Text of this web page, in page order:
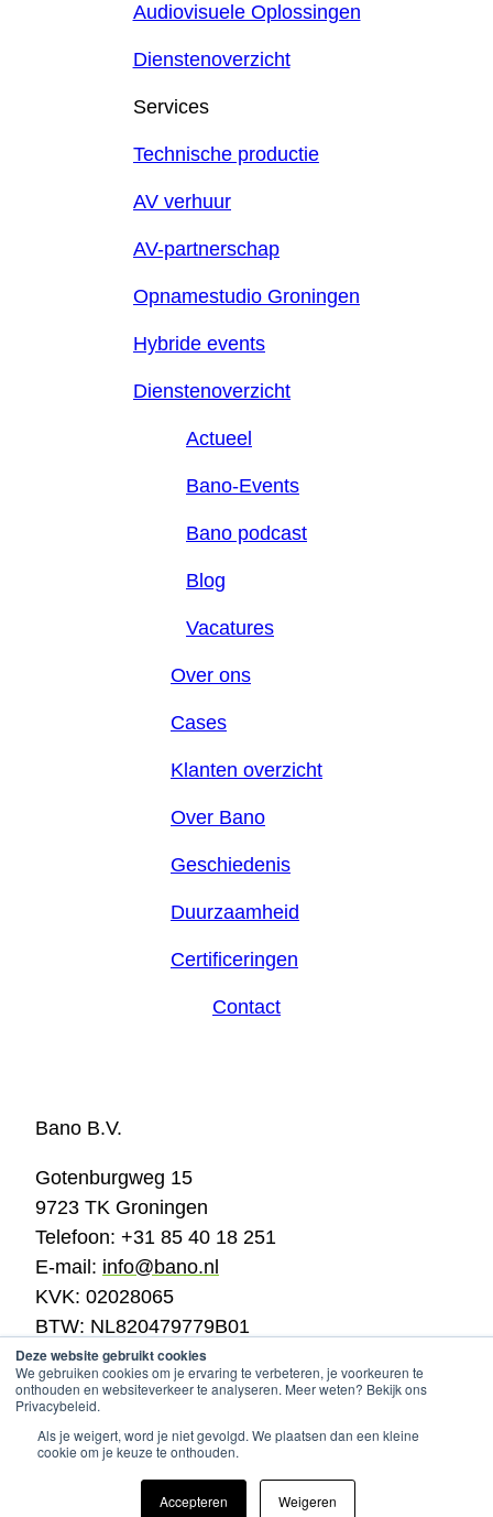
Deze website gebruikt cookies
We gebruiken cookies om je ervaring te verbeteren, je voorkeuren te
onthouden en websiteverkeer te analyseren. Meer weten? Bekijk ons
Privacybeleid.
Als je weigert, word je niet gevolgd. We plaatsen dan een kleine
cookie om je keuze te onthouden.
Accepteren Weigeren
Audiovisuele Oplossingen
Dienstenoverzicht
Services
Technische productie
AV verhuur
AV-partnerschap
Opnamestudio Groningen
Hybride events
Dienstenoverzicht
Actueel
Bano-Events
Bano podcast
Blog
Vacatures
Over ons
Cases
Klanten overzicht
Over Bano
Geschiedenis
Duurzaamheid
Certificeringen
Contact
Bano B.V.
Gotenburgweg 15
9723 TK Groningen
Telefoon: +31 85 40 18 251
E-mail: info@bano.nl
KVK: 02028065
BTW: NL820479779B01
Cookie policy & privacy © 2025company info